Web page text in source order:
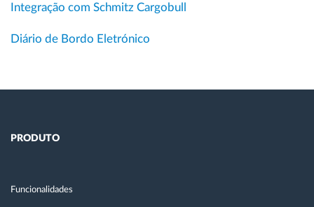
Integração com Schmitz Cargobull
Diário de Bordo Eletrónico
PRODUTO
Funcionalidades